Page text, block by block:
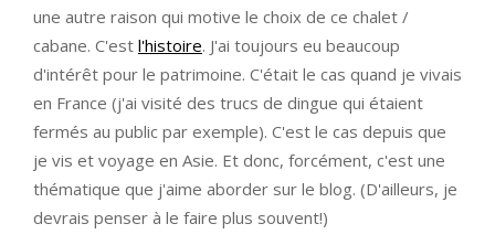
une autre raison qui motive le choix de ce chalet /
cabane. C'est l'histoire. J'ai toujours eu beaucoup
d'intérêt pour le patrimoine. C'était le cas quand je vivais
en France (j'ai visité des trucs de dingue qui étaient
fermés au public par exemple). C'est le cas depuis que
je vis et voyage en Asie. Et donc, forcément, c'est une
thématique que j'aime aborder sur le blog. (D'ailleurs, je
devrais penser à le faire plus souvent!)